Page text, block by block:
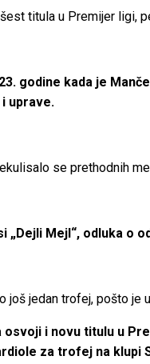
titula u Premijer ligi,
godine kada je
uprave.
se prethodnih
Mejl“, odluka o
jedan trofej, pošto je
osvoji i novu titulu u
za trofej na klupi